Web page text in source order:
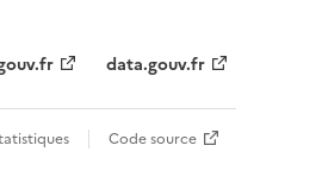
data.gouv.fr
Code source